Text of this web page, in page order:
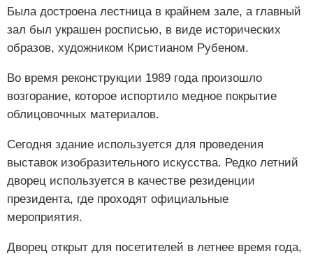
Была достроена лестница в крайнем зале, а главный
зал был украшен росписью, в виде исторических
образов, художником Кристианом Рубеном.
Во время реконструкции 1989 года произошло
возгорание, которое испортило медное покрытие
облицовочных материалов.
Сегодня здание используется для проведения
выставок изобразительного искусства. Редко летний
дворец используется в качестве резиденции
президента, где проходят официальные
мероприятия.
Дворец открыт для посетителей в летнее время года,